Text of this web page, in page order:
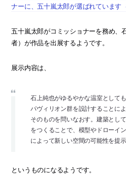
ナーに、五十嵐太郎が選ばれています
五十嵐太郎がコミッショナーを務め、
者）が作品を出展するようです。
展示内容は、
石上純也がゆるやかな温室として
パヴィリオン群を設計することに
そのものを問いなおす。建築とし
をつくることで、模型やドローイ
によって新しい空間の可能性を提示
というものになるようです。